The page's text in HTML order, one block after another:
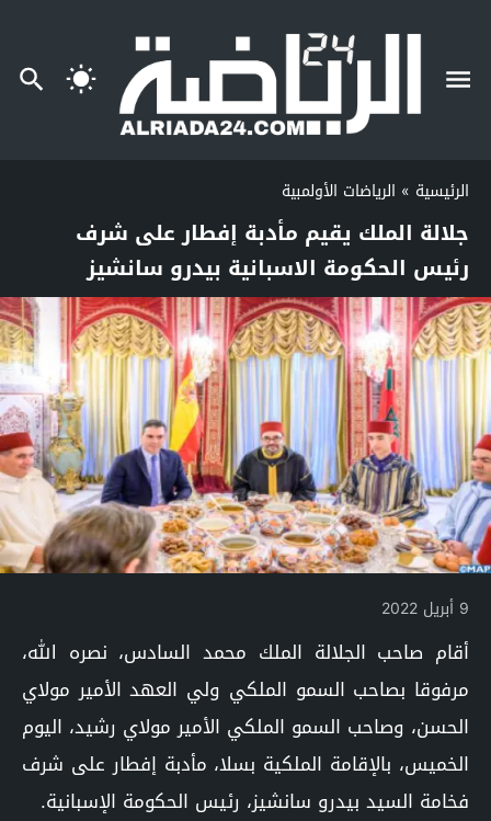
الرئيسية » الرياضات الأولمبية
جلالة الملك يقيم مأدبة إفطار على شرف
رئيس الحكومة الاسبانية بيدرو سانشيز
9 أبريل 2022
أقام صاحب الجلالة الملك محمد السادس، نصره الله،
مرفوقا بصاحب السمو الملكي ولي العهد الأمير مولاي
الحسن، وصاحب السمو الملكي الأمير مولاي رشيد، اليوم
الخميس، بالإقامة الملكية بسلا، مأدبة إفطار على شرف
فخامة السيد بيدرو سانشيز، رئيس الحكومة الإسبانية.